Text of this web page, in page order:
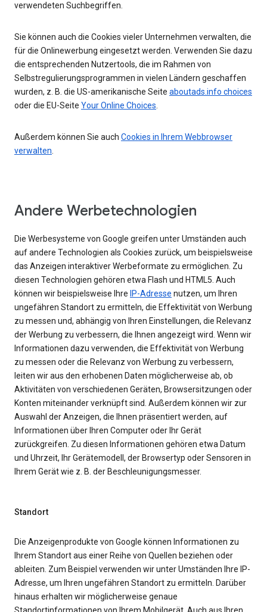
verwendeten Suchbegriffen.
Sie können auch die Cookies vieler Unternehmen verwalten, die
für die Onlinewerbung eingesetzt werden. Verwenden Sie dazu
die entsprechenden Nutzertools, die im Rahmen von
Selbstregulierungsprogrammen in vielen Ländern geschaffen
wurden, z. B. die US-amerikanische Seite aboutads.info choices
oder die EU-Seite Your Online Choices.
Außerdem können Sie auch Cookies in Ihrem Webbrowser
verwalten.
Andere Werbetechnologien
Die Werbesysteme von Google greifen unter Umständen auch
auf andere Technologien als Cookies zurück, um beispielsweise
das Anzeigen interaktiver Werbeformate zu ermöglichen. Zu
diesen Technologien gehören etwa Flash und HTML5. Auch
können wir beispielsweise Ihre IP-Adresse nutzen, um Ihren
ungefähren Standort zu ermitteln, die Effektivität von Werbung
zu messen und, abhängig von Ihren Einstellungen, die Relevanz
der Werbung zu verbessern, die Ihnen angezeigt wird. Wenn wir
Informationen dazu verwenden, die Effektivität von Werbung
zu messen oder die Relevanz von Werbung zu verbessern,
leiten wir aus den erhobenen Daten möglicherweise ab, ob
Aktivitäten von verschiedenen Geräten, Browsersitzungen oder
Konten miteinander verknüpft sind. Außerdem können wir zur
Auswahl der Anzeigen, die Ihnen präsentiert werden, auf
Informationen über Ihren Computer oder Ihr Gerät
zurückgreifen. Zu diesen Informationen gehören etwa Datum
und Uhrzeit, Ihr Gerätemodell, der Browsertyp oder Sensoren in
Ihrem Gerät wie z. B. der Beschleunigungsmesser.
Standort
Die Anzeigenprodukte von Google können Informationen zu
Ihrem Standort aus einer Reihe von Quellen beziehen oder
ableiten. Zum Beispiel verwenden wir unter Umständen Ihre IP-
Adresse, um Ihren ungefähren Standort zu ermitteln. Darüber
hinaus erhalten wir möglicherweise genaue